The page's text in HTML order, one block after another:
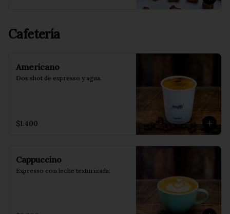
Cafetería
Americano
Dos shot de expresso y agua.
$1.400
Cappuccino
Expresso con leche texturizada.